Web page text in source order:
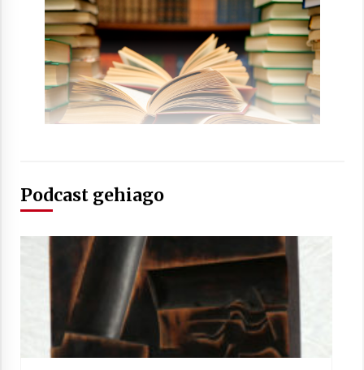
Arrosaren laburpen bideoa Hamaika
Telebistaren eskutik
Podcast gehiago